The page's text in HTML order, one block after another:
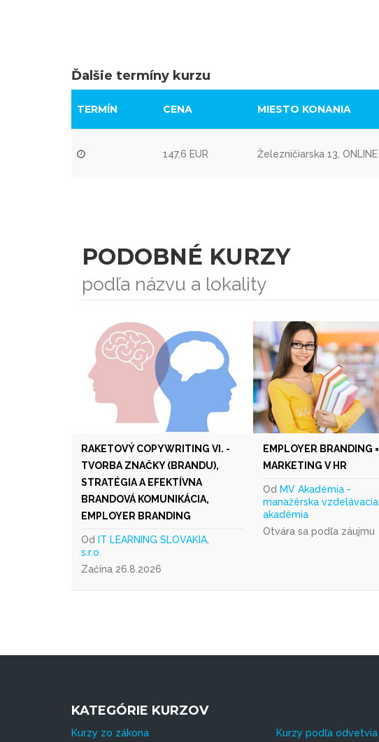
Ďalšie termíny kurzu
TERMÍN CENA MIESTO KONANIA
147,6 EUR Železničiarska 13, ONLINE
PODOBNÉ KURZY
podľa názvu a lokality
RAKETOVÝ COPYWRITING VI. -
TVORBA ZNAČKY (BRANDU),
STRATÉGIA A EFEKTÍVNA
BRANDOVÁ KOMUNIKÁCIA,
EMPLOYER BRANDING
Od IT LEARNING SLOVAKIA,
s.r.o.
Začína 26.8.2026
EMPLOYER BRANDING =
MARKETING V HR
Od MV Akadémia -
manažérska vzdelávacia
akadémia
Otvára sa podľa záujmu
KATEGÓRIE KURZOV
Kurzy zo zákona Kurzy podľa odvetvia